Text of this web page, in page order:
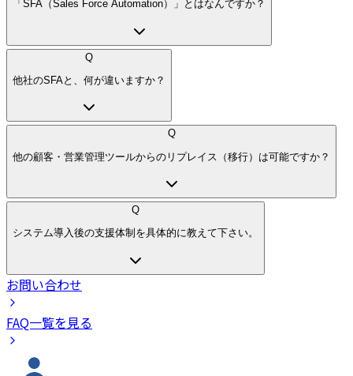
「SFA（Sales Force Automation）」とはなんですか？
Q
他社のSFAと、何が違いますか？
Q
他の顧客・営業管理ツールからのリプレイス（移行）は可能ですか？
Q
システム導入後の支援体制を具体的に教えて下さい。
お問い合わせ
FAQ一覧を見る